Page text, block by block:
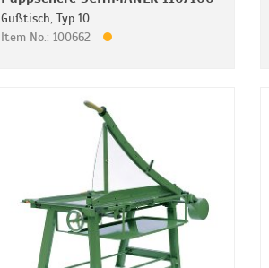
Gußtisch, Typ 10
Item No.: 100662